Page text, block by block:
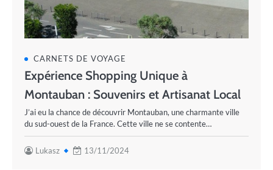
CARNETS DE VOYAGE
Expérience Shopping Unique à
Montauban : Souvenirs et Artisanat Local
J’ai eu la chance de découvrir Montauban, une charmante ville
du sud-ouest de la France. Cette ville ne se contente…
Lukasz 13/11/2024